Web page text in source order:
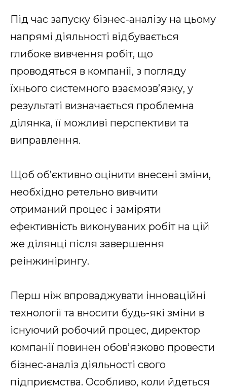
Під час запуску бізнес-аналізу на цьому
напрямі діяльності відбувається
глибоке вивчення робіт, що
проводяться в компанії, з погляду
їхнього системного взаємозв’язку, у
результаті визначається проблемна
ділянка, її можливі перспективи та
виправлення.
Щоб об’єктивно оцінити внесені зміни,
необхідно ретельно вивчити
отриманий процес і заміряти
ефективність виконуваних робіт на цій
же ділянці після завершення
реінжинірингу.
Перш ніж впроваджувати інноваційні
технології та вносити будь-які зміни в
існуючий робочий процес, директор
компанії повинен обов’язково провести
бізнес-аналіз діяльності свого
підприємства. Особливо, коли йдеться